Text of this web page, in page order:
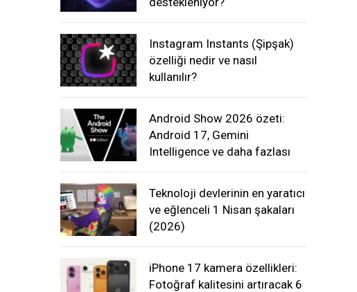
Instagram Instants (Şipşak)
özelliği nedir ve nasıl
kullanılır?
Android Show 2026 özeti:
Android 17, Gemini
Intelligence ve daha fazlası
Teknoloji devlerinin en yaratıcı
ve eğlenceli 1 Nisan şakaları
(2026)
iPhone 17 kamera özellikleri:
Fotoğraf kalitesini artıracak 6